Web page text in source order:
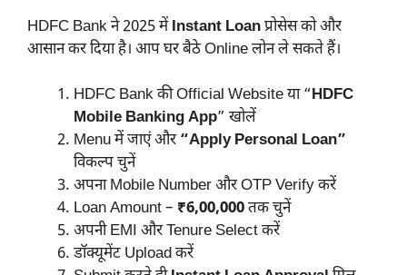
HDFC Bank ने 2025 मेंInstant Loanप्रोसेस को और
आसान कर दिया है। आप घर बैठे Online लोन ले सकते हैं।
HDFC Bank की Official Website या “HDFC
Mobile Banking App” खोलें
Menu में जाएं और“Apply Personal Loan”
विकल्प चुनें
अपना Mobile Number और OTP Verify करें
Loan Amount – ₹6,00,000तक चुनें
अपनी EMI और Tenure Select करें
डॉक्यूमेंट Upload करें